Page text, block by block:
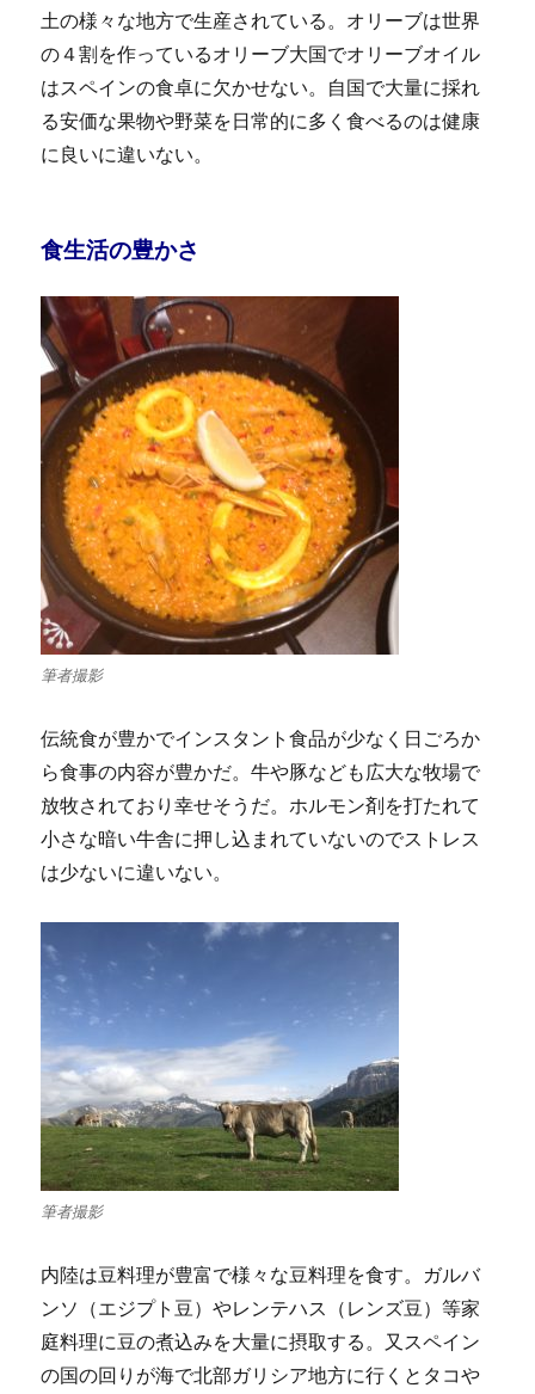
土の様々な地方で生産されている。オリーブは世界
の４割を作っているオリーブ大国でオリーブオイル
はスペインの食卓に欠かせない。自国で大量に採れ
る安価な果物や野菜を日常的に多く食べるのは健康
に良いに違いない。
食生活の豊かさ
筆者撮影
伝統食が豊かでインスタント食品が少なく日ごろか
ら食事の内容が豊かだ。牛や豚なども広大な牧場で
放牧されており幸せそうだ。ホルモン剤を打たれて
小さな暗い牛舎に押し込まれていないのでストレス
は少ないに違いない。
筆者撮影
内陸は豆料理が豊富で様々な豆料理を食す。ガルバ
ンソ（エジプト豆）やレンテハス（レンズ豆）等家
庭料理に豆の煮込みを大量に摂取する。又スペイン
の国の回りが海で北部ガリシア地方に行くとタコや